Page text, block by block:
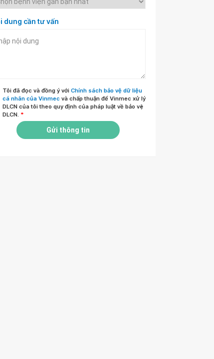
dung cần tư vấn
Tôi đã đọc và đồng ý với Chính sách bảo vệ dữ liệu
cá nhân của Vinmec và chấp thuận để Vinmec xử lý
DLCN của tôi theo quy định của pháp luật về bảo vệ
DLCN. *
Gửi thông tin